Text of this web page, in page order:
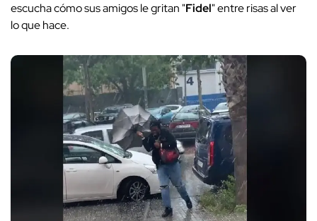
escucha cómo sus amigos le gritan "Fidel" entre risas al ver
lo que hace.